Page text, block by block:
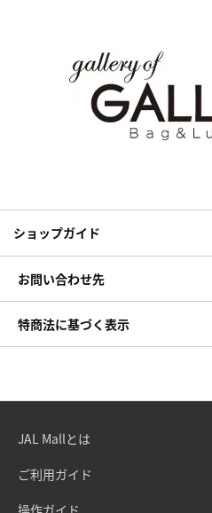
ショップガイド
お問い合わせ先
特商法に基づく表示
JAL Mallとは
ご利用ガイド
操作ガイド